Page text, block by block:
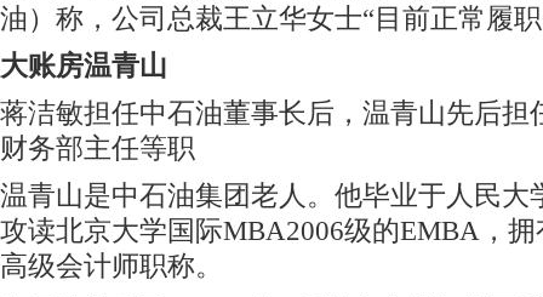
油）称，公司总裁王立华女士“目前正常履
大账房温青山
蒋洁敏担任中石油董事长后，温青山先后担
财务部主任等职
温青山是中石油集团老人。他毕业于人民大
攻读北京大学国际MBA2006级的EMBA，
高级会计师职称。